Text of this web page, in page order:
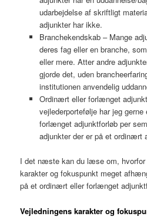
udarbejdelse af skriftligt
adjunkter har ikke.
Branchekendskab – Mange
deres fag eller en branche,
eller mere. Atter andre
gjorde det, uden
institutionen anvendelig
Ordinært eller forlænget
vejlederportefølje har jeg
forlænget adjunktforløb per
adjunkter der er på et ordinært
I det næste kan du læse om, hvorfor
karakter og fokuspunkt meget
på et ordinært eller forlænget
Vejledningens karakter og